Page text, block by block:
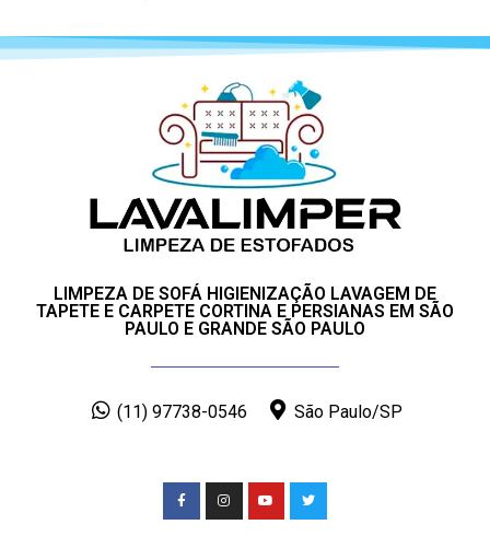
LIMPEZA DE SOFÁ HIGIENIZAÇÃO LAVAGEM DE
TAPETE E CARPETE CORTINA E PERSIANAS EM SÃO
PAULO E GRANDE SÃO PAULO
(11) 97738-0546 São Paulo/SP